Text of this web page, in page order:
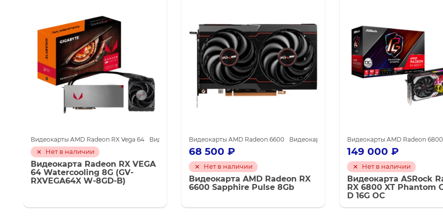
AMD для майнинга Видеокарты GIGABYTE
Видеокарты AMD Radeon RX Vega 64
Видеокарты AMD для майнинга
Нет в наличии
Видеокарта Radeon RX VEGA
64 Watercooling 8G (GV-
RXVEGA64X W-8GD-B)
Видеокарты AMD Radeon 6600 Видеокарты AMD для майнинга Видеокарты
68 500 ₽
Нет в наличии
Видеокарта AMD Radeon RX
6600 Sapphire Pulse 8Gb
Видеокарты AMD Radeon 6800
149 000 ₽
Нет в наличии
Видеокарта ASRock
RX 6800 XT Phantom
D 16G OC